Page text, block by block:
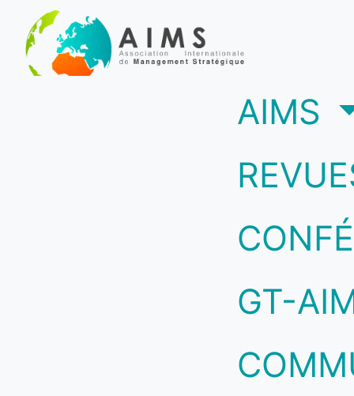
AIMS
GT-